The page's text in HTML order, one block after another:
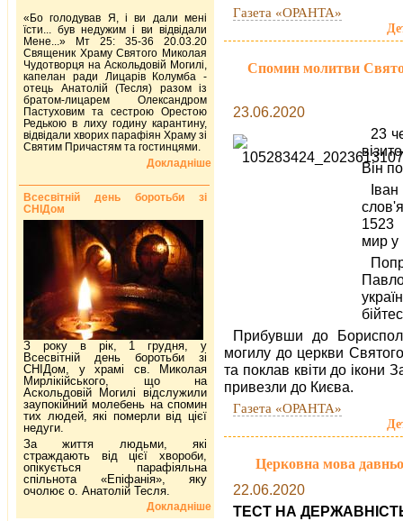
Газета «ОРАНТА»
Спомин молитви
23.06.2020
23
Він
1523
мир у
Прибувши до
могилу до церкви
та поклав квіти до ікони
привезли до Києва.
Газета «ОРАНТА»
Церковна мова
22.06.2020
ТЕСТ НА
«Бо голодував Я, і ви дали мені
їсти... був недужим і ви відвідали
Мене...» Мт 25: 35-36 20.03.20
Священик Храму Святого Миколая
Чудотворця на Аскольдовій Могилі,
капелан ради Лицарів Колумба -
отець Анатолій (Тесля) разом із
братом-лицарем Олександром
Пастуховим та сестрою Орестою
Редькою в лиху годину карантину,
відвідали хворих парафіян Храму зі
Святим Причастям та гостинцями.
Докладніше
Всесвітній день боротьби зі
СНІДом
З року в рік, 1 грудня, у
Всесвітній день боротьби зі
СНІДом, у храмі св. Миколая
Мирлікійського, що на
Аскольдовій Могилі відслужили
заупокійний молебень на спомин
тих людей, які померли від цієї
недуги.
За життя людьми, які
страждають від цієї хвороби,
опікується парафіяльна
спільнота «Епіфанія», яку
очолює о. Анатолій Тесля.
Докладніше